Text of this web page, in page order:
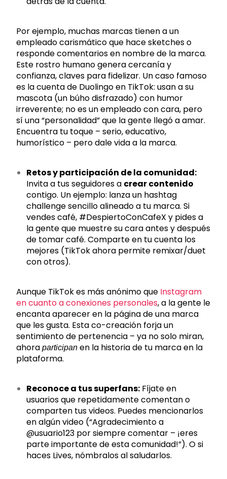
Por ejemplo, muchas marcas tienen a un
empleado carismático que hace sketches o
responde comentarios en nombre de la marca.
Este rostro humano genera cercanía y
confianza, claves para fidelizar. Un caso famoso
es la cuenta de Duolingo en TikTok: usan a su
mascota (un búho disfrazado) con humor
irreverente; no es un empleado con cara, pero
sí una “personalidad” que la gente llegó a amar.
Encuentra tu toque – serio, educativo,
humorístico – pero dale vida a la marca.
Retos y participación de la comunidad:
Invita a tus seguidores a crear contenido
contigo. Un ejemplo: lanza un hashtag
challenge sencillo alineado a tu marca. Si
vendes café, #DespiertoConCafeX y pides a
la gente que muestre su cara antes y después
de tomar café. Comparte en tu cuenta los
mejores (TikTok ahora permite remixar/duet
con otros).
Aunque TikTok es más anónimo que Instagram
en cuanto a conexiones personales, a la gente le
encanta aparecer en la página de una marca
que les gusta. Esta co-creación forja un
sentimiento de pertenencia – ya no solo miran,
ahoraparticipan en la historia de tu marca en la
plataforma.
Reconoce a tus superfans: Fíjate en
usuarios que repetidamente comentan o
comparten tus videos. Puedes mencionarlos
en algún video (“Agradecimiento a
@usuario123 por siempre comentar – ¡eres
parte importante de esta comunidad!”). O si
haces Lives, nómbralos al saludarlos.